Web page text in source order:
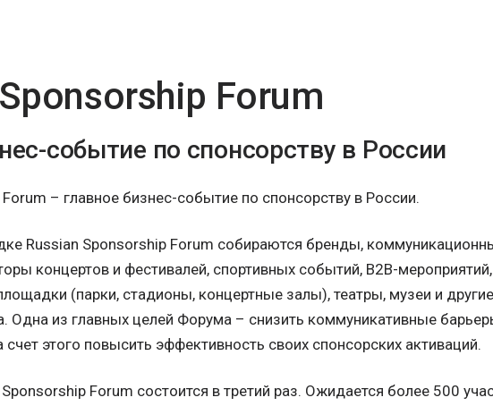
Forum
событие по спонсорству в России
– главное бизнес-событие по спонсорству в России.
Russian Sponsorship Forum собираются бренды,
концертов и фестивалей, спортивных событий, B2B-мероприятий,
(парки, стадионы, концертные залы), театры, музеи и
Одна из главных целей Форума – снизить коммуникативные
этого повысить эффективность своих спонсорских активаций.
Forum состоится в третий раз. Ожидается более 500